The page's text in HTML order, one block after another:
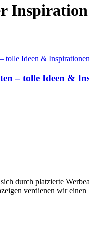
Inspiration
– tolle Ideen &
durch platzierte
verdienen wir